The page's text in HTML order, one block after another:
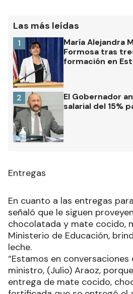
Las más leídas
María Alejandra
Formosa tras
formación en
1
El Gobernador
salarial del 15%
2
Entregas
En cuanto a las entregas
señaló que le siguen
chocolatada y mate cocido,
Ministerio de Educación,
leche.
“Estamos en conversaciones
ministro, (Julio) Araoz,
entrega de mate cocido,